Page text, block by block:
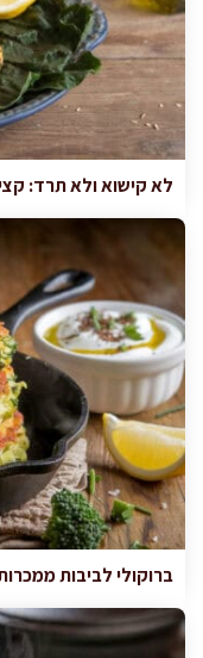
לא קישוא ולא תרד:
ברוקולי לביבות ממכרות ב-25 דקות, בלי